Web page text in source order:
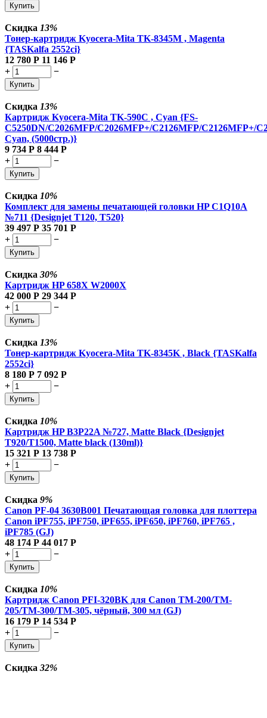
Купить
Скидка 13%
Тонер-картридж Kyocera-Mita TK-8345M , Magenta
{TASKalfa 2552ci}
12 780 Р 11 146 Р
+
−
Купить
Скидка 13%
Картридж Kyocera-Mita TK-590C , Cyan {FS-
C5250DN/C2026MFP/C2026MFP+/C2126MFP/C2126MFP+/
Cyan, (5000стр.)}
9 734 Р 8 444 Р
+
−
Купить
Скидка 10%
Комплект для замены печатающей головки HP C1Q10A
№711 {Designjet T120, T520}
39 497 Р 35 701 Р
+
−
Купить
Скидка 30%
Картридж HP 658X W2000X
42 000 Р 29 344 Р
+
−
Купить
Скидка 13%
Тонер-картридж Kyocera-Mita TK-8345K , Black {TASKalfa
2552ci}
8 180 Р 7 092 Р
+
−
Купить
Скидка 10%
Картридж HP B3P22A №727, Matte Black {Designjet
T920/T1500, Matte black (130ml)}
15 321 Р 13 738 Р
+
−
Купить
Скидка 9%
Canon PF-04 3630B001 Печатающая головка для плоттера
Canon iPF755, iPF750, iPF655, iPF650, iPF760, iPF765 ,
iPF785 (GJ)
48 174 Р 44 017 Р
+
−
Купить
Скидка 10%
Картридж Canon PFI-320BK для Canon TM-200/TM-
205/TM-300/TM-305, чёрный, 300 мл (GJ)
16 179 Р 14 534 Р
+
−
Купить
Скидка 32%